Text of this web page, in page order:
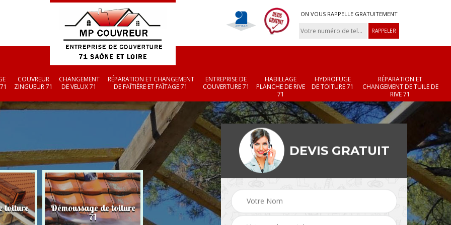
ON VOUS RAPPELLE GRATUITEMENT
COUVREUR
ZINGUEUR 71
CHANGEMENT
DE VELUX 71
RÉPARATION ET CHANGEMENT
DE FAÎTIÈRE ET FAÎTAGE 71
ENTREPRISE DE
COUVERTURE 71
HABILLAGE
PLANCHE DE RIVE
71
HYDROFUGE
DE TOITURE 71
RÉPARATION ET
CHANGEMENT DE TUILE DE
RIVE 71
toiture Démoussage de toiture
71 Couvreur zingueur 71 Changement de velux
71
Réparation et
changement de
et faîtage 71
DEVIS GRATUIT